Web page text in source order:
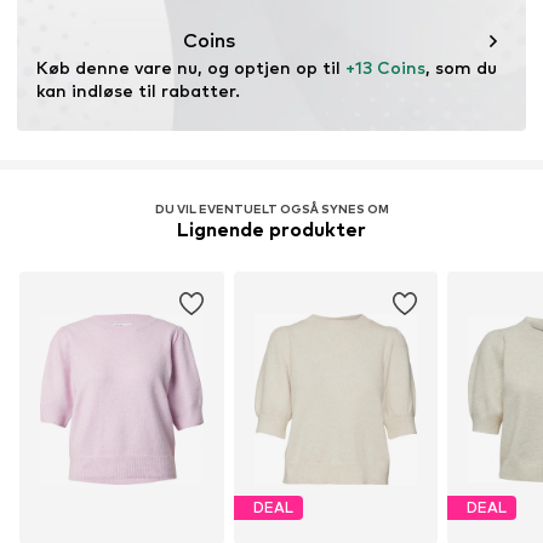
Tørres liggendeCoins
Køb denne vare nu, og optjen op til +13 Coins, som du
kan indløse til rabatter.
DU VIL EVENTUELT OGSÅ SYNES OM
Lignende produkter
DEAL DEAL